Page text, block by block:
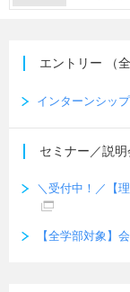
エントリー （
インターンシッ
セミナー／説明
＼受付中！／【
【全学部対象】